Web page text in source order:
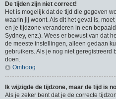
De tijden zijn niet correct!
Het is mogelijk dat de tijd die gegeven
waarin jij woont. Als dit het geval is,
en je tijdzone veranderen in een
Sydney, enz.). Wees er bewust van dat
de meeste instellingen, alleen gedaan
gebruikers. Als je nog niet geregistreerd
doen.
Omhoog
Ik wijzigde de tijdzone, maar de tijd is
Als je zeker bent dat je de correcte